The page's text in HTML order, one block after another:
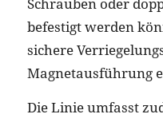
befestigt werden
sichere
Magnetausführung
Die Linie umfasst